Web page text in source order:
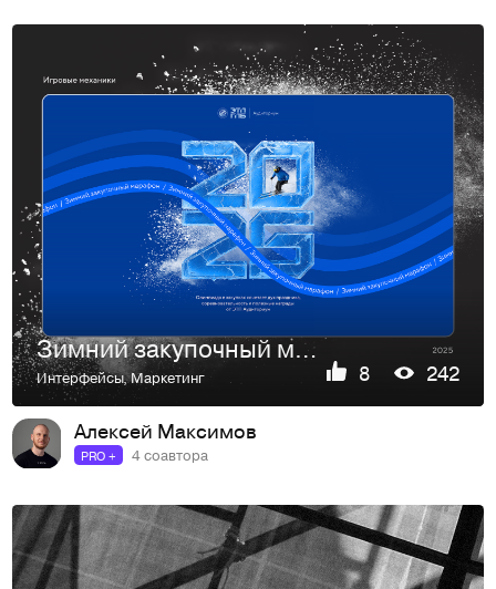
Зимний закупочный марафон
Интерфейсы,Маркетинг 8 242
Алексей Максимов
PRO + 4 соавтора